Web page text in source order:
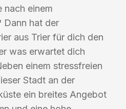
nach einem
Dann hat der
aus Trier für dich den
was erwartet dich
einem stressfreien
Stadt an der
ein breites Angebot